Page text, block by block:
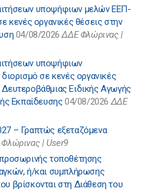
υποψήφιων μελών ΕΕΠ-
κενές οργανικές θέσεις στην
04/08/2026 ΔΔΕ Φλώρινας |
υποψήφιων
σε κενές οργανικές
Ειδικής Αγωγής
Εκπαίδευσης 04/08/2026 ΔΔΕ
– Γραπτώς εξεταζόμενα
| User9
τοποθέτησης
ή/και συμπλήρωσης
βρίσκονται στη Διάθεση του